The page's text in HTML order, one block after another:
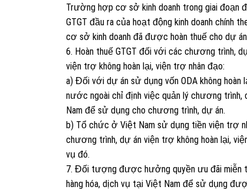
Trường hợp cơ sở kinh doanh trong giai đoạn
GTGT đầu ra của hoạt động kinh doanh
cơ sở kinh doanh đã được hoàn thuế cho dự
6. Hoàn thuế GTGT đối với các chương trình,
viện trợ không hoàn lại, viện trợ nhân đạo:
a) Đối với dự án sử dụng vốn ODA không
nước ngoài chỉ định việc quản lý chương
Nam để sử dụng cho chương trình, dự án.
b) Tổ chức ở Việt Nam sử dụng tiền viện trợ
chương trình, dự án viện trợ không hoàn lại,
vụ đó.
7. Đối tượng được hưởng quyền ưu đãi miễn
hàng hóa, dịch vụ tại Việt Nam để sử dụng